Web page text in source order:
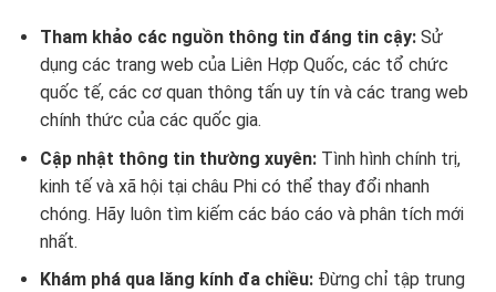
Tham khảo các nguồn thông tin đáng tin cậy:Sử
dụng các trang web của Liên Hợp Quốc, các tổ chức
quốc tế, các cơ quan thông tấn uy tín và các trang web
chính thức của các quốc gia.
Cập nhật thông tin thường xuyên:Tình hình chính trị,
kinh tế và xã hội tại châu Phi có thể thay đổi nhanh
chóng. Hãy luôn tìm kiếm các báo cáo và phân tích mới
nhất.
Khám phá qua lăng kính đa chiều:Đừng chỉ tập trung